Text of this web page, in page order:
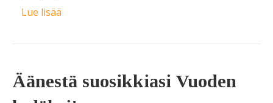
Lue lisää
Äänestä suosikkiasi Vuoden